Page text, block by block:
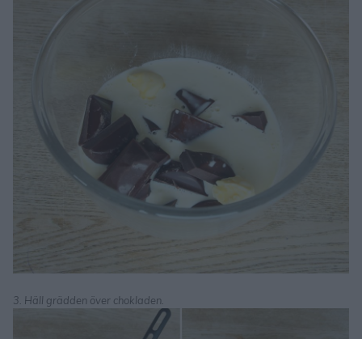
3. Häll grädden över chokladen.